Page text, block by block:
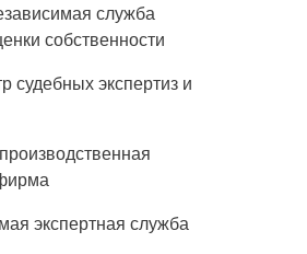
служба
собственности
судебных экспертиз и
экспертная служба